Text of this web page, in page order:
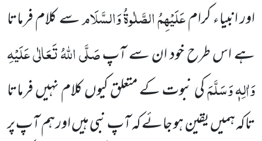
اور انبیاء کرامعَلَیْہِمُ الصَّلٰوۃُ وَالسَّلَامسے کلام فرماتا
ہے اس طرح خود ان سے آپصَلَّی اللہُ تَعَالٰی عَلَیْہِ
وَاٰلِہٖ وَسَلَّمَکی نبوت کے متعلق کیوں کلام نہیں فرماتا
تاکہ ہمیں یقین ہو جائے کہ آپ نبی ہیں اور ہم آپ پر